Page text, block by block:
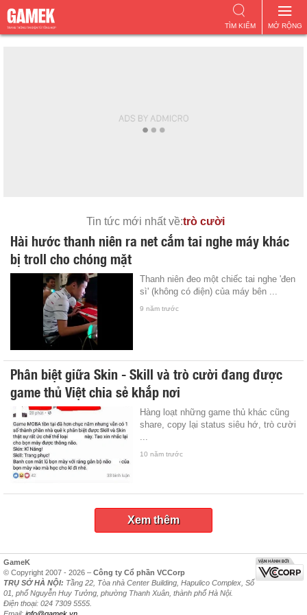
MỞ RỘNG
TÌM KIẾM
Tin tức mới nhất về:trò cười
Hài hước thanh niên ra net cắm tai nghe máy khác
bị troll cho chóng mặt
Thanh niên đeo một chiếc tai nghe 'đen
sì' (không có điện) của máy bên ...
9 năm trước
Phân biệt giữa Skin - Skill và trò cười đang được
game thủ Việt chia sẻ khắp nơi
Hàng loạt những game thủ khác cũng
share, copy lại status siêu hớ, trò cười
10 năm trước
Xem thêm
GameK
© Copyright 2007 - 2026 – Công ty Cổ phần VCCorp
TRỤ SỞ HÀ NỘI: Tầng 22, Tòa nhà Center Building, Hapulico Complex, Số
01, phố Nguyễn Huy Tưởng, phường Thanh Xuân, thành phố Hà Nội.
Điện thoại: 024 7309 5555.